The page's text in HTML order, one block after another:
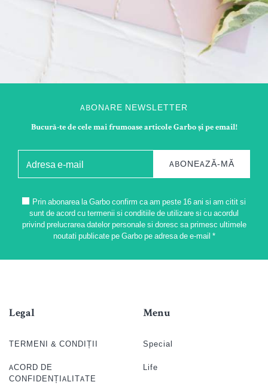
ABONARE NEWSLETTER
Bucură-te de cele mai frumoase articole Garbo și pe email!
ABONEAZĂ-MĂ
Prin abonarea la Garbo confirm ca am peste 16 ani si am citit si
sunt de acord cu termenii si conditiile de utilizare si cu acordul
privind prelucrarea datelor personale si doresc sa primesc ultimele
noutati publicate pe Garbo pe adresa de e-mail *
Legal
TERMENI & CONDIȚII
ACORD DE
CONFIDENȚIALITATE
Menu
Special
Life